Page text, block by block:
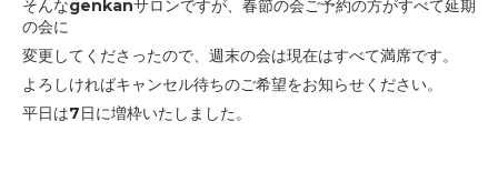
そんなgenkanサロンですが、春節の会ご予約の方がすべて延期
の会に
変更してくださったので、週末の会は現在はすべて満席です。
よろしければキャンセル待ちのご希望をお知らせください。
平日は7日に増枠いたしました。